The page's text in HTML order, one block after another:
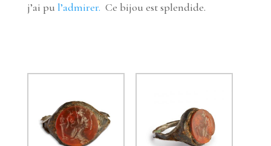
j’ai pu l’admirer. Ce bijou est splendide.